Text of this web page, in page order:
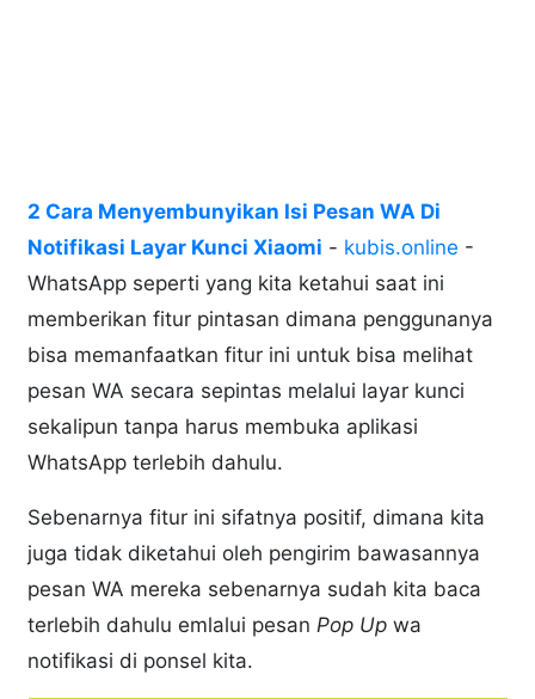
2 Cara Menyembunyikan Isi Pesan WA Di
Notifikasi Layar Kunci Xiaomi - kubis.online -
WhatsApp seperti yang kita ketahui saat ini
memberikan fitur pintasan dimana penggunanya
bisa memanfaatkan fitur ini untuk bisa melihat
pesan WA secara sepintas melalui layar kunci
sekalipun tanpa harus membuka aplikasi
WhatsApp terlebih dahulu.
Sebenarnya fitur ini sifatnya positif, dimana kita
juga tidak diketahui oleh pengirim bawasannya
pesan WA mereka sebenarnya sudah kita baca
terlebih dahulu emlalui pesanPop Up wa
notifikasi di ponsel kita.